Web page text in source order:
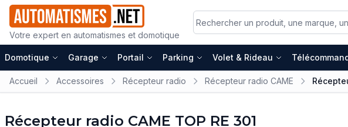
Votre expert en automatismes et domotique
Domotique Garage Portail Parking Volet & Rideau
Accueil Accessoires Récepteur radio Récepteur radio CAME
Récepteur radio CAME TOP RE 301